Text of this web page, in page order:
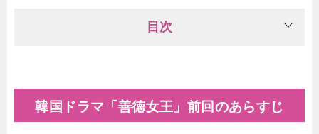
目次
韓国ドラマ「善徳女王」前回のあらすじ